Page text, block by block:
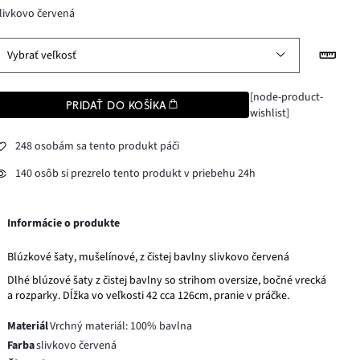
červená
Vybrať veľkosť
PRIDAŤ DO KOŠÍKA
[node-product-
wishlist]
248 osobám sa tento produkt páči
140 osôb si prezrelo tento produkt v priebehu 24h
Informácie o produkte
Blúzkové šaty, mušelínové, z čistej bavlny slivkovo červená
Dlhé blúzové šaty z čistej bavlny so strihom oversize, bočné vrecká
a rozparky. Dĺžka vo veľkosti 42 cca 126cm, pranie v práčke.
MateriálVrchný materiál: 100% bavlna
Farbaslivkovo červená